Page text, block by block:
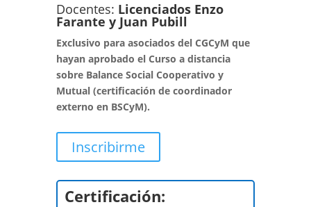
Docentes: Licenciados Enzo
Farante y Juan Pubill
Exclusivo para asociados del CGCyM que
hayan aprobado el Curso a distancia
sobre Balance Social Cooperativo y
Mutual (certificación de coordinador
externo en BSCyM).
Inscribirme
Certificación: